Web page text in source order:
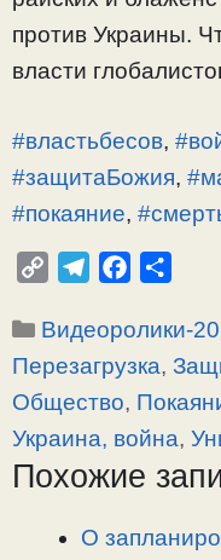
против Украины.
власти
#властьбесов,
#защитаБожия,
#покаяние,
p
y
k
l
e
m
c
e
b
k
п
р
и
т
Рубрики
Видеоролики-
Перезагрузка,
Общество,
Украина, война,
Похожие
О